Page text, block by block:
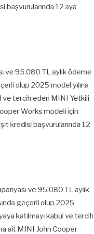
başvurularında 12 aya
ve 95.080 TL aylık ödeme
olup 2025 model yılına
ve tercih eden MINI Yetkili
Works modeli için
kredisi başvurularında 12
ve 95.080 TL aylık
geçerli olup 2025
katılmayı kabul ve tercih
ait MINI John Cooper